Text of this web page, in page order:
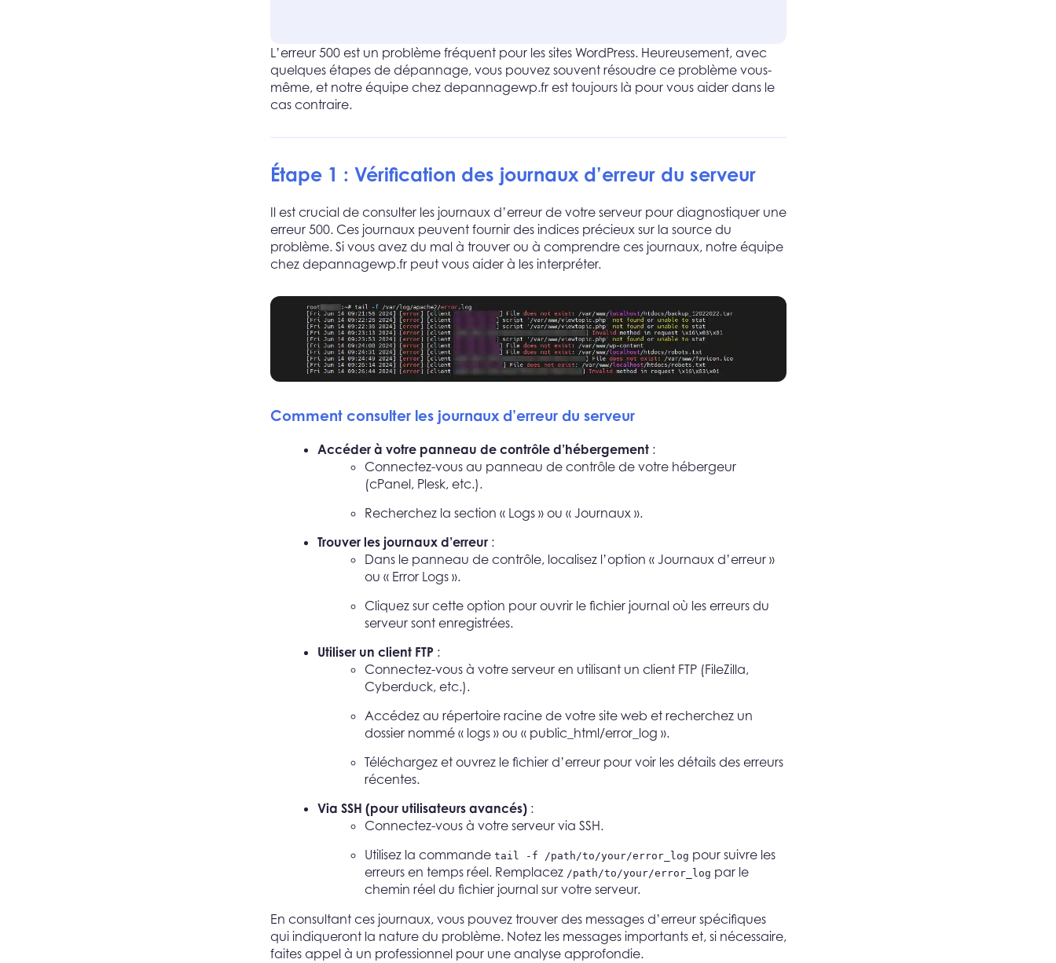
L’erreur 500 est un problème fréquent pour les sites WordPress. Heureusement, avec
quelques étapes de dépannage, vous pouvez souvent résoudre ce problème vous-
même, et notre équipe chez depannagewp.frest toujours là pour vous aider dans le
cas contraire.
Étape 1 : Vérification des journaux d’erreur du serveur
Il est crucial de consulter les journaux d’erreur de votre serveur pour diagnostiquer une
erreur 500. Ces journaux peuvent fournir des indices précieux sur la source du
problème. Si vous avez du mal à trouver ou à comprendre ces journaux, notre équipe
chez depannagewp.fr peut vous aider à les interpréter.
Comment consulter les journaux d’erreur du serveur
Accéder à votre panneau de contrôle d’hébergement:
Connectez-vous au panneau de contrôle de votre hébergeur
(cPanel, Plesk, etc.).
Recherchez la section « Logs » ou « Journaux ».
Trouver les journaux d’erreur:
Dans le panneau de contrôle, localisez l’option « Journaux d’erreur »
ou « Error Logs ».
Cliquez sur cette option pour ouvrir le fichier journal où les erreurs du
serveur sont enregistrées.
Utiliser un client FTP :
Connectez-vous à votre serveur en utilisant un client FTP (FileZilla,
Cyberduck, etc.).
Accédez au répertoire racine de votre site web et recherchez un
dossier nommé « logs » ou « public_html/error_log ».
Téléchargez et ouvrez le fichier d’erreur pour voir les détails des erreurs
récentes.
Via SSH (pour utilisateurs avancés):
Connectez-vous à votre serveur via SSH.
Utilisez la commande tail -f /path/to/your/error_log pour suivre les
erreurs en temps réel. Remplacez /path/to/your/error_log par le
chemin réel du fichier journal sur votre serveur.
En consultant ces journaux, vous pouvez trouver des messages d’erreur spécifiques
qui indiqueront la nature du problème. Notez les messages importants et, si nécessaire,
faites appel à un professionnel pour une analyse approfondie.